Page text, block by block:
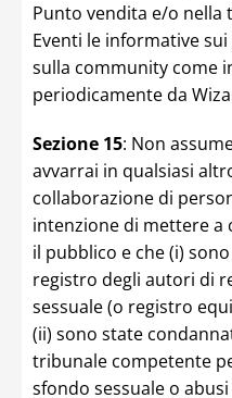
Punto vendita e/o nella
Eventi le informative
sulla community come
periodicamente da
Sezione 15: Non
avvarrai in qualsiasi
collaborazione di
intenzione di mettere a
il pubblico e che (i)
registro degli autori di
sessuale (o registro
(ii) sono state
tribunale competente
sfondo sessuale o